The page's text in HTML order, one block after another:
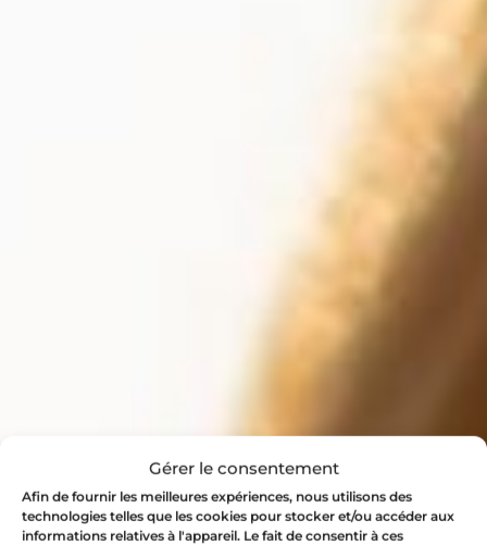
Gérer le consentement
Afin de fournir les meilleures expériences, nous utilisons des
technologies telles que les cookies pour stocker et/ou accéder aux
informations relatives à l'appareil. Le fait de consentir à ces